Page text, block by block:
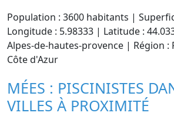
Population : 3600 habitants |
Longitude : 5.98333 | Latitude :
Alpes-de-hautes-provence | Région :
Côte d'Azur
MÉES : PISCINISTES
VILLES À PROXIMITÉ